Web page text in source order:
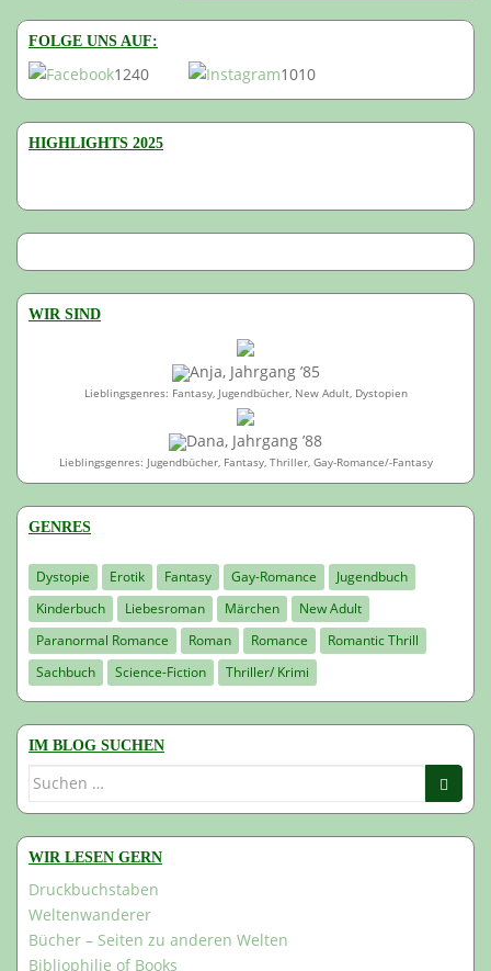
FOLGE UNS AUF:
1240 1010
HIGHLIGHTS 2025
WIR SIND
Anja, Jahrgang ’85
Lieblingsgenres: Fantasy, Jugendbücher, New Adult, Dystopien
Dana, Jahrgang ’88
Lieblingsgenres: Jugendbücher, Fantasy, Thriller, Gay-Romance/-Fantasy
GENRES
Dystopie Erotik Fantasy Gay-Romance
Jugendbuch
Kinderbuch
Liebesroman Märchen
New Adult
Paranormal Romance
Roman Romance
Romantic Thrill
Sachbuch
Science-Fiction Thriller/ Krimi
IM BLOG SUCHEN
Suchen
WIR LESEN GERN
Druckbuchstaben
Weltenwanderer
Bücher – Seiten zu anderen Welten
Bibliophilie of Books